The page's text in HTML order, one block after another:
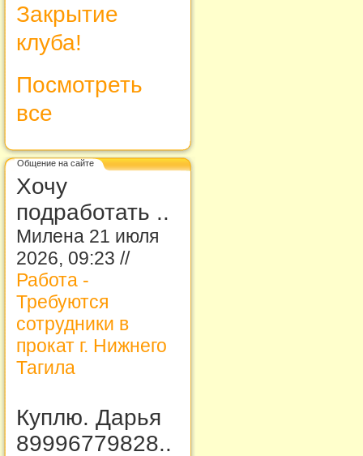
Закрытие
клуба!
Посмотреть
все
Общение на сайте
Хочу
подработать ..
Милена 21 июля
2026, 09:23 //
Работа -
Требуются
сотрудники в
прокат г. Нижнего
Тагила
Куплю. Дарья
89996779828..